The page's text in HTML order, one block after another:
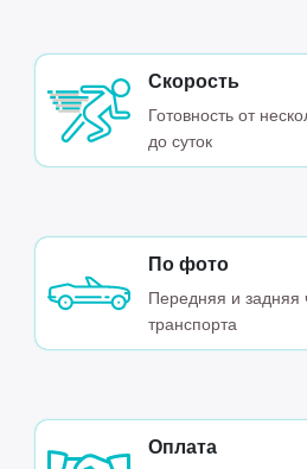
Скорость
Готовность от
до суток
По фото
Передняя и задняя
транспорта
Оплата